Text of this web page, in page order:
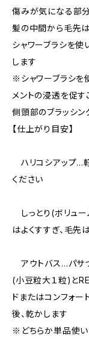
傷みが気になる部
髪の中間から毛先
シャワーブラシを
します
※シャワーブラシを
メントの浸透を促
側頭部のブラッシ
【仕上がり目安】
ハリコシアップ…
ください
しっとり(ボリュ
はよくすすぎ、毛先
アウトバス…パサ
(小豆粒大１粒)と
ドまたはコンフォ
後、乾かします
※どちらか単品使